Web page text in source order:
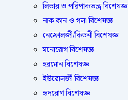
লিভার ও পরিপাকতন্ত্র বিশেষজ্ঞ
নাক কান ও গলা বিশেষজ্ঞ
নেফ্রোলজী/কিডনী বিশেষজ্ঞ
মনোরোগ বিশেষজ্ঞ
হরমোন বিশেষজ্ঞ
ইউরোলজী বিশেষজ্ঞ
হৃদরোগ বিশেষজ্ঞ